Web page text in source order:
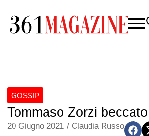
GOSSIP
Tommaso Zorzi
20 Giugno 2021 / Claudia Russo